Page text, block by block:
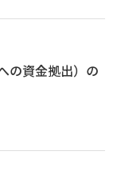
の資金拠出）の